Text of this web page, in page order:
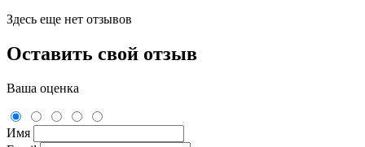
Здесь еще нет отзывов
Оставить свой отзыв
Ваша оценка
Имя